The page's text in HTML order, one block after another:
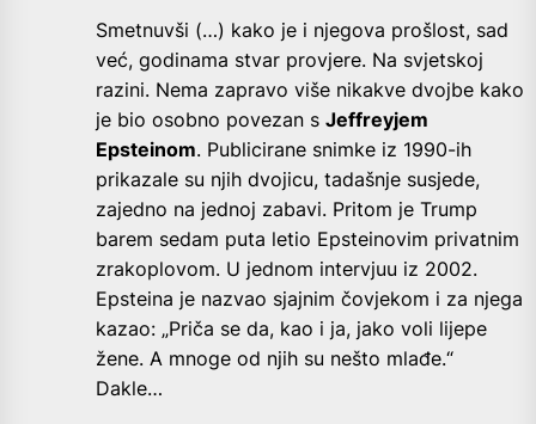
Smetnuvši (…) kako je i njegova prošlost, sad
već, godinama stvar provjere. Na svjetskoj
razini. Nema zapravo više nikakve dvojbe kako
je bio osobno povezan s Jeffreyjem
Epsteinom. Publicirane snimke iz 1990-ih
prikazale su njih dvojicu, tadašnje susjede,
zajedno na jednoj zabavi. Pritom je Trump
barem sedam puta letio Epsteinovim privatnim
zrakoplovom. U jednom intervjuu iz 2002.
Epsteina je nazvao sjajnim čovjekom i za njega
kazao: „Priča se da, kao i ja, jako voli lijepe
žene. A mnoge od njih su nešto mlađe.“
Dakle…